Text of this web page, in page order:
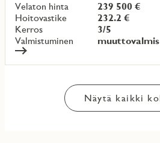
Velaton hinta
239 500 €
Hoitovastike
232.2 €
Kerros
3/5
Valmistuminen
muuttovalmis
Näytä kaikki